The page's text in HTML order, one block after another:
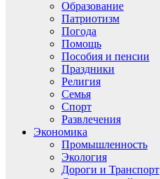
Образование
Патриотизм
Погода
Помощь
Пособия и пенсии
Праздники
Религия
Семья
Спорт
Развлечения
Экономика
Промышленность
Экология
Дороги и Транспорт